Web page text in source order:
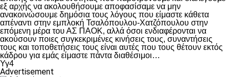
εξ αρχής να ακολουθήσουμε αποφασίσαμε να μην
ανακοινώσουμε δημόσια τους λόγους που είμαστε κάθετα
απέναντι στην εμπλοκή Τσαλόπουλου-Χατζόπουλου στην
επόμενη μέρα του ΑΣ ΠΑΟΚ, αλλά όσοι ενδιαφέρονται να
ακούσουν ποιες συγκεκριμένες κινήσεις τους, συναντήσεις
τους και τοποθετήσεις τους είναι αυτές που τους θέτουν εκτός
κάδρου για εμάς είμαστε πάντα διαθέσιμοι…
Υγ4
Advertisement